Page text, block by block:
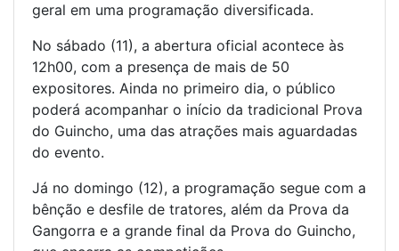
geral em uma programação diversificada.
No sábado (11), a abertura oficial acontece às
12h00, com a presença de mais de 50
expositores. Ainda no primeiro dia, o público
poderá acompanhar o início da tradicional Prova
do Guincho, uma das atrações mais aguardadas
do evento.
Já no domingo (12), a programação segue com a
bênção e desfile de tratores, além da Prova da
Gangorra e a grande final da Prova do Guincho,